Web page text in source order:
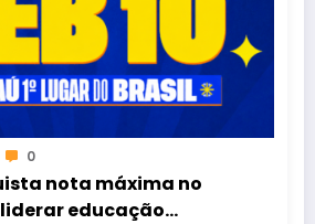
0
nota máxima no
educação